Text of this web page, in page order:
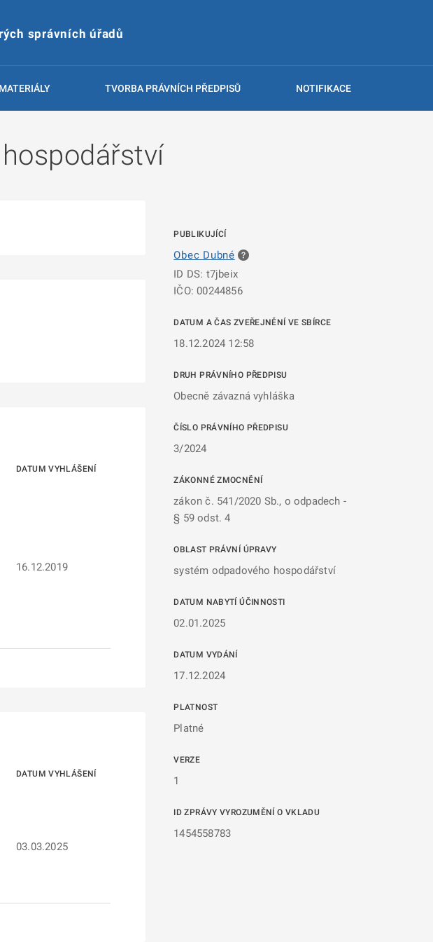
správních úřadů
TVORBA PRÁVNÍCH PŘEDPISŮ NOTIFIKACE
PUBLIKUJÍCÍ
Obec Dubné
ID DS: t7jbeix
IČO: 00244856
DATUM A ČAS ZVEŘEJNĚNÍ VE SBÍRCE
18.12.2024 12:58
DRUH PRÁVNÍHO PŘEDPISU
Obecně závazná vyhláška
ČÍSLO PRÁVNÍHO PŘEDPISU
3/2024
ZÁKONNÉ ZMOCNĚNÍ
zákon č. 541/2020 Sb., o odpadech -
§ 59 odst. 4
OBLAST PRÁVNÍ ÚPRAVY
systém odpadového hospodářství
DATUM NABYTÍ ÚČINNOSTI
02.01.2025
DATUM VYDÁNÍ
17.12.2024
PLATNOST
Platné
VERZE
1
ID ZPRÁVY VYROZUMĚNÍ O VKLADU
1454558783
DATUM VYHLÁŠENÍ
16.12.2019
DATUM VYHLÁŠENÍ
03.03.2025